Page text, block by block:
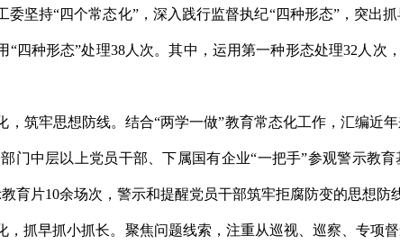
持“四个常态化”，深入践行监督执纪“四种形态”，突出
“四种形态”处理38人次。其中，运用第一种形态处理32人
牢思想防线。结合“两学一做”教育常态化工作，汇编近
门中层以上党员干部、下属国有企业“一把手”参观警示教
育片10余场次，警示和提醒党员干部筑牢拒腐防变的思想防
早抓小抓长。聚焦问题线索，注重从巡视、巡察、专项